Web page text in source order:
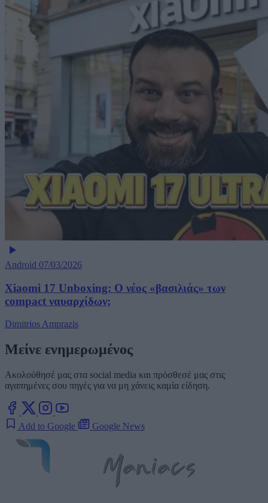
Android 07/03/2026
Xiaomi 17 Unboxing: Ο νέος «βασιλιάς» των
compact ναυαρχίδων;
Dimitrios Amprazis
Μείνε ενημερωμένος
Ακολούθησέ μας στα social media και πρόσθεσέ μας στις
αγαπημένες σου πηγές για να μη χάνεις καμία είδηση.
Add to Google Google News